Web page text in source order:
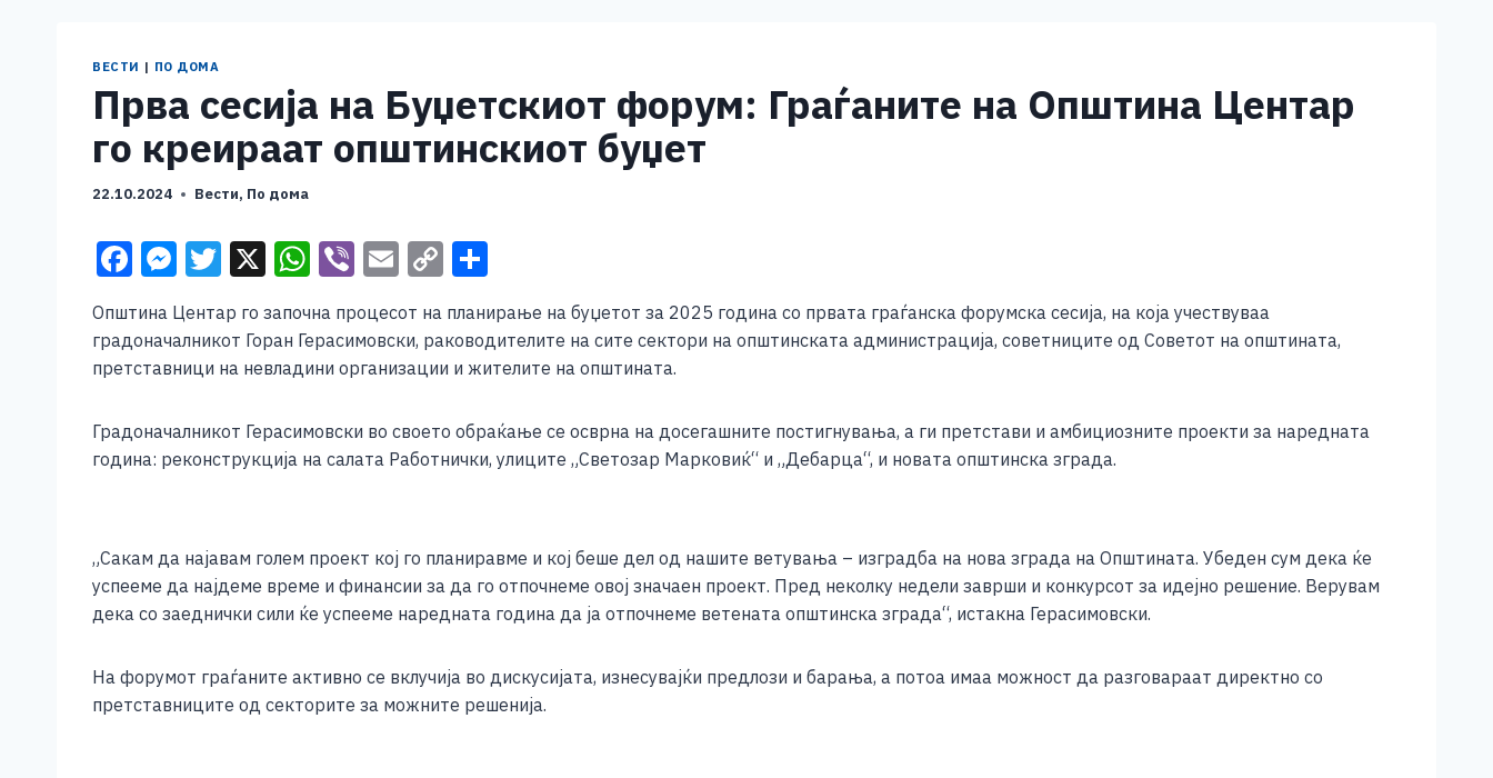
ВЕСТИ | ПО ДОМА
Прва сесија на Буџетскиот форум: Граѓаните на Општина Центар
го креираат општинскиот буџет
22.10.2024 Вести, По дома
F
c
e
o
o
M
e
ss
e
g
er
T
tt
er
X W
at
s
p
p
Vi
er
E
ai
l
C
p
y
n
k
ar
e
Општина Центар го започна процесот на планирање на буџетот за 2025 година со првата граѓанска форумска сесија, на која учествуваа
градоначалникот Горан Герасимовски, раководителите на сите сектори на општинската администрација, советниците од Советот на општината,
претставници на невладини организации и жителите на општината.
Градоначалникот Герасимовски во своето обраќање се осврна на досегашните постигнувања, а ги претстави и амбициозните проекти за наредната
година: реконструкција на салата Работнички, улиците „Светозар Марковиќ“ и „Дебарца“, и новата општинска зграда.
„Сакам да најавам голем проект кој го планиравме и кој беше дел од нашите ветувања – изградба на нова зграда на Општината. Убеден сум дека ќе
успееме да најдеме време и финансии за да го отпочнеме овој значаен проект. Пред неколку недели заврши и конкурсот за идејно решение. Верувам
дека со заеднички сили ќе успееме наредната година да ја отпочнеме ветената општинска зграда“, истакна Герасимовски.
На форумот граѓаните активно се вклучија во дискусијата, изнесувајќи предлози и барања, а потоа имаа можност да разговараат директно со
претставниците од секторите за можните решенија.